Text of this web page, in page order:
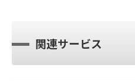
関連サービス